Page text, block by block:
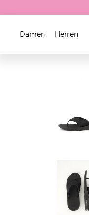
Damen Herren